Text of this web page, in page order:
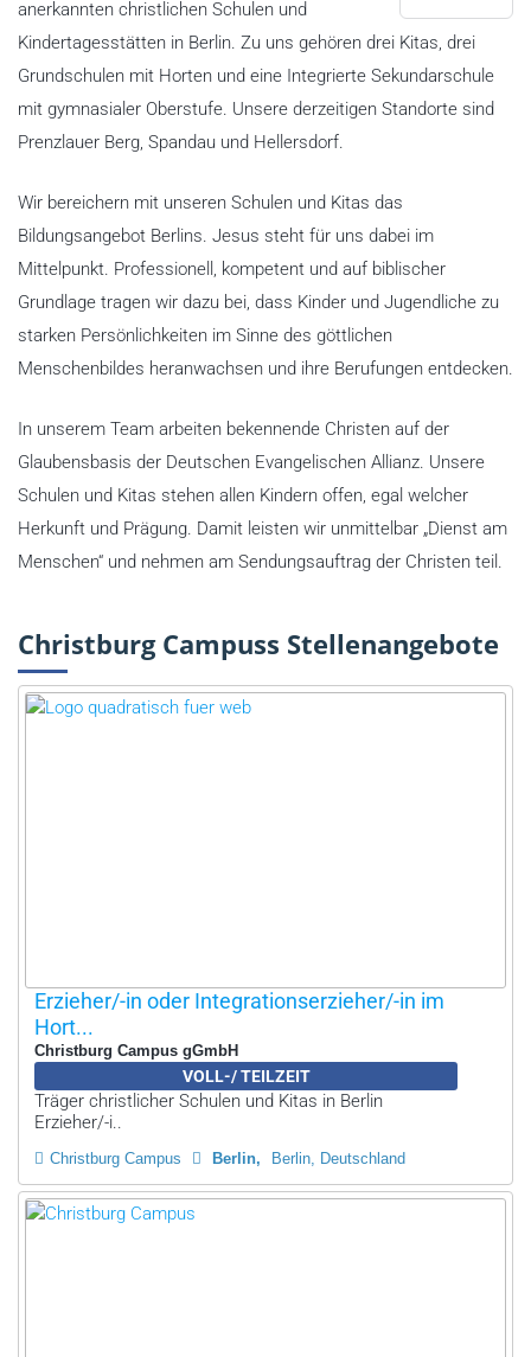
anerkannten christlichen Schulen und
Kindertagesstätten in Berlin. Zu uns gehören drei Kitas, drei
Grundschulen mit Horten und eine Integrierte Sekundarschule
mit gymnasialer Oberstufe. Unsere derzeitigen Standorte sind
Prenzlauer Berg, Spandau und Hellersdorf.
Wir bereichern mit unseren Schulen und Kitas das
Bildungsangebot Berlins. Jesus steht für uns dabei im
Mittelpunkt. Professionell, kompetent und auf biblischer
Grundlage tragen wir dazu bei, dass Kinder und Jugendliche zu
starken Persönlichkeiten im Sinne des göttlichen
Menschenbildes heranwachsen und ihre Berufungen entdecken.
In unserem Team arbeiten bekennende Christen auf der
Glaubensbasis der Deutschen Evangelischen Allianz. Unsere
Schulen und Kitas stehen allen Kindern offen, egal welcher
Herkunft und Prägung. Damit leisten wir unmittelbar „Dienst am
Menschen“ und nehmen am Sendungsauftrag der Christen teil.
Christburg Campuss Stellenangebote
Erzieher/-in oder Integrationserzieher/-in im
Hort...
Christburg Campus gGmbH
VOLL-/ TEILZEIT
Träger christlicher Schulen und Kitas in Berlin
Erzieher/-i..
Christburg Campus Berlin Berlin, Deutschland